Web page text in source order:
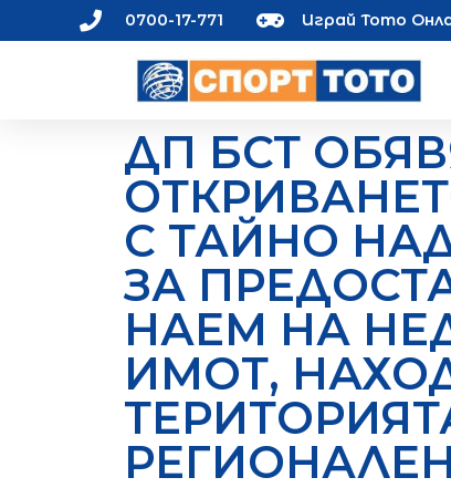
0700-17-771 Играй Тото
ДП БСТ
С ТАЙНО
ЗА
НАЕМ НА
ИМОТ,